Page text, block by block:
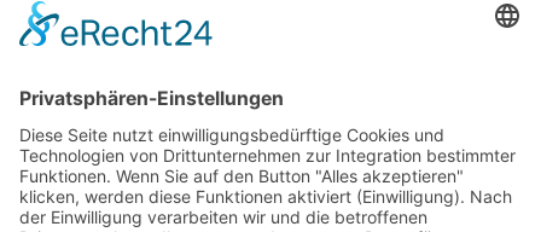
Sani-Dienst
World Robot Olympiad (WRO)
GemüseAckerdemie
Schüler-Band
Grundschul-Chor
Catering-AG
Eltern